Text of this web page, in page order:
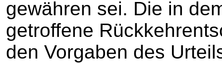
gewähren sei. Die in
getroffene
den Vorgaben des